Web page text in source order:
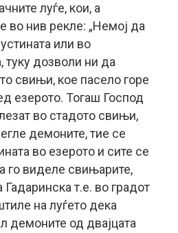
луѓе, кои, а
во нив рекле: „Немој да
или во
туку дозволи ни да
свињи, кое пасело горе
езерото. Тогаш Господ
во стадото свињи,
демоните, тие се
во езерото и сите се
го виделе свињарите,
т.е. во градот
на луѓето дека
демоните од двајцата